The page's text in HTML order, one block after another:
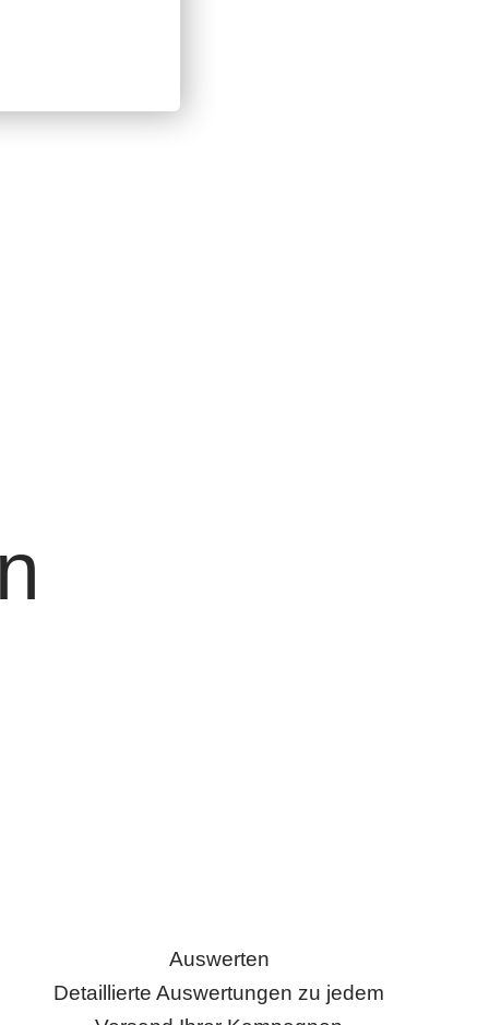
Auswerten
Detaillierte Auswertungen zu jedem